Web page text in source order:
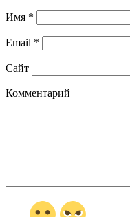
Имя *
Email *
Сайт
Комментарий